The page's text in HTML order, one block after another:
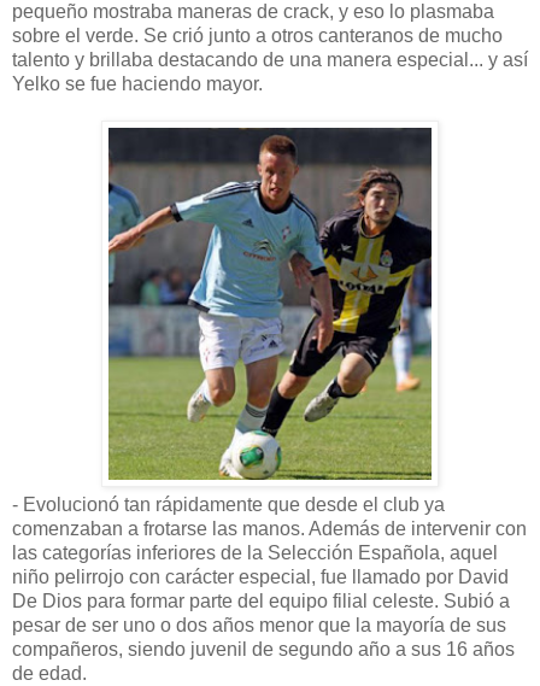
pequeño mostraba maneras de crack, y eso lo plasmaba
sobre el verde. Se crió junto a otros canteranos de mucho
talento y brillaba destacando de una manera especial... y así
Yelko se fue haciendo mayor.
- Evolucionó tan rápidamente que desde el club ya
comenzaban a frotarse las manos. Además de intervenir con
las categorías inferiores de la Selección Española, aquel
niño pelirrojo con carácter especial, fue llamado por David
De Dios para formar parte del equipo filial celeste. Subió a
pesar de ser uno o dos años menor que la mayoría de sus
compañeros, siendo juvenil de segundo año a sus 16 años
de edad.